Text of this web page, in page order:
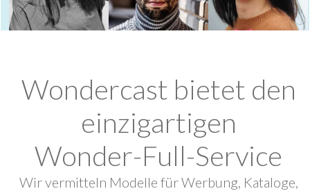
Wondercast bietet den
einzigartigen
Wonder-Full-Service
Wir vermitteln Modelle für Werbung, Kataloge,